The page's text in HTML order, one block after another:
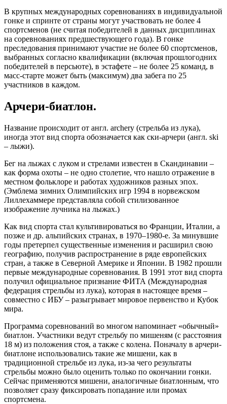
В крупных международных соревнованиях в индивидуальной
гонке и спринте от страны могут участвовать не более 4
спортсменов (не считая победителей в данных дисциплинах
на соревнованиях предшествующего года). В гонке
преследования принимают участие не более 60 спортсменов,
выбранных согласно квалификации (включая прошлогодних
победителей в персьюте), в эстафете – не более 25 команд, в
масс-старте может быть (максимум) два забега по 25
участников в каждом.
Арчери-биатлон.
Название происходит от англ. archery (стрельба из лука),
иногда этот вид спорта обозначается как ски-арчери (англ. ski
– лыжи).
Бег на лыжах с луком и стрелами известен в Скандинавии –
как форма охоты – не одно столетие, что нашло отражение в
местном фольклоре и работах художников разных эпох.
(Эмблема зимних Олимпийских игр 1994 в норвежском
Лиллехаммере представляла собой стилизованное
изображение лучника на лыжах.)
Как вид спорта стал культивироваться во Франции, Италии, а
позже и др. альпийских странах, в 1970–1980-е. За минувшие
годы претерпел существенные изменения и расширил свою
географию, получив распространение в ряде европейских
стран, а также в Северной Америке и Японии. В 1982 прошли
первые международные соревнования. В 1991 этот вид спорта
получил официальное признание ФИТА (Международная
федерация стрельбы из лука), которая в настоящее время –
совместно с ИБУ – разыгрывает мировое первенство и Кубок
мира.
Программа соревнований во многом напоминает «обычный»
биатлон. Участники ведут стрельбу по мишеням (с расстояния
18 м) из положения стоя, а также с колена. Поначалу в арчери-
биатлоне использовались такие же мишени, как в
традиционной стрельбе из лука, из-за чего результаты
стрельбы можно было оценить только по окончании гонки.
Сейчас применяются мишени, аналогичные биатлонным, что
позволяет сразу фиксировать попадание или промах
спортсмена.